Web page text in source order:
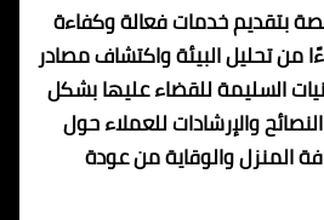
بتقديم خدمات فعالة وكفاءة
من تحليل البيئة واكتشاف مصادر
السليمة للقضاء عليها بشكل
والإرشادات للعملاء حول
المنزل والوقاية من عودة